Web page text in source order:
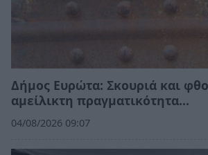
Δήμος Ευρώτα: Σκουριά και
αμείλικτη πραγματικότητα…
04/08/2026 09:07